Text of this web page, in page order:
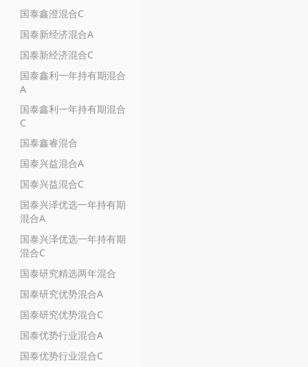
国泰鑫澄混合C
国泰新经济混合A
国泰新经济混合C
国泰鑫利一年持有期混合
A
国泰鑫利一年持有期混合
C
国泰鑫睿混合
国泰兴益混合A
国泰兴益混合C
国泰兴泽优选一年持有期
混合A
国泰兴泽优选一年持有期
混合C
国泰研究精选两年混合
国泰研究优势混合A
国泰研究优势混合C
国泰优势行业混合A
国泰优势行业混合C